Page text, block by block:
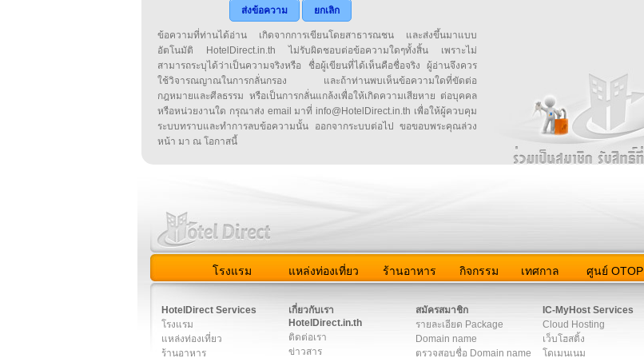
ส่งข้อความ ยกเลิก
ข้อความที่ท่านได้อ่าน เกิดจากการเขียนโดยสาธารณชน และส่งขึ้นมาแบบ
อัตโนมัติ HotelDirect.in.th ไม่รับผิดชอบต่อข้อความใดๆทั้งสิ้น เพราะไม่
สามารถระบุได้ว่าเป็นความจริงหรือ ชื่อผู้เขียนที่ได้เห็นคือชื่อจริง ผู้อ่านจึงควร
ใช้วิจารณญาณในการกลั่นกรอง และถ้าท่านพบเห็นข้อความใดที่ขัดต่อ
กฎหมายและศีลธรรม หรือเป็นการกลั่นแกล้งเพื่อให้เกิดความเสียหาย ต่อบุคคล
หรือหน่วยงานใด กรุณาส่ง email มาที่ info@HotelDirect.in.th เพื่อให้ผู้ควบคุม
ระบบทราบและทำการลบข้อความนั้น ออกจากระบบต่อไป ขอขอบพระคุณล่วง
หน้า มา ณ โอกาสนี้
โรงแรม แหล่งท่องเที่ยว ร้านอาหาร กิจกรรม เทศกาล ศูนย์ OTOP
HotelDirect Services
โรงแรม
แหล่งท่องเที่ยว
ร้านอาหาร
เกี่ยวกับเรา
HotelDirect.in.th
ติดต่อเรา
ข่าวสาร
สมัครสมาชิก
รายละเอียด Package
Domain name
ตรวจสอบชื่อ Domain name
IC-MyHost Services
Cloud Hosting
เว็บโฮสติ้ง
โดเมนเนม